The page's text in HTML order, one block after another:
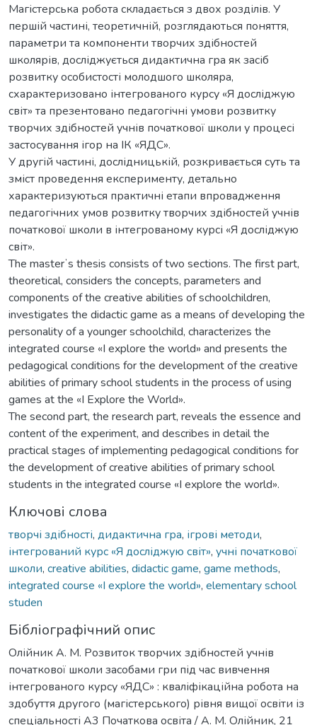
Магістерська робота складається з двох розділів. У
першій частині, теоретичній, розглядаються поняття,
параметри та компоненти творчих здібностей
школярів, досліджується дидактична гра як засіб
розвитку особистості молодшого школяра,
схарактеризовано інтегрованого курсу «Я досліджую
світ» та презентовано педагогічні умови розвитку
творчих здібностей учнів початкової школи у процесі
застосування ігор на ІК «ЯДС».
У другій частині, дослідницькій, розкривається суть та
зміст проведення експерименту, детально
характеризуються практичні етапи впровадження
педагогічних умов розвитку творчих здібностей учнів
початкової школи в інтегрованому курсі «Я досліджую
світ».
The masterʼs thesis consists of two sections. The first part,
theoretical, considers the concepts, parameters and
components of the creative abilities of schoolchildren,
investigates the didactic game as a means of developing the
personality of a younger schoolchild, characterizes the
integrated course «I explore the world» and presents the
pedagogical conditions for the development of the creative
abilities of primary school students in the process of using
games at the «I Explore the World».
The second part, the research part, reveals the essence and
content of the experiment, and describes in detail the
practical stages of implementing pedagogical conditions for
the development of creative abilities of primary school
students in the integrated course «I explore the world».
Ключові слова
творчі здібності, дидактична гра, ігрові методи,
інтегрований курс «Я досліджую світ», учні початкової
школи, creative abilities, didactic game, game methods,
integrated course «I explore the world», elementary school
studen
Бібліографічний опис
Олійник А. М. Розвиток творчих здібностей учнів
початкової школи засобами гри під час вивчення
інтегрованого курсу «ЯДС» : кваліфікаційна робота на
здобуття другого (магістерського) рівня вищої освіти із
спеціальності А3 Початкова освіта / А. М. Олійник, 21